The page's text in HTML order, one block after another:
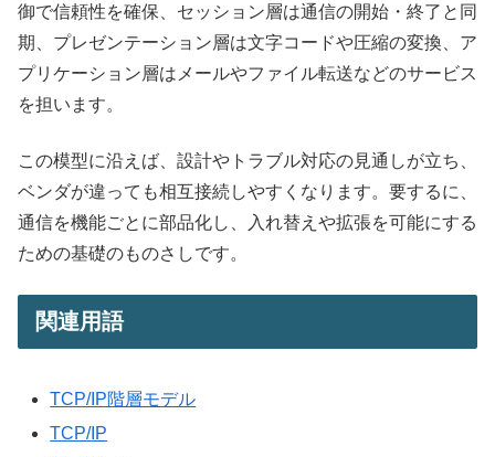
御で信頼性を確保、セッション層は通信の開始・終了と同
期、プレゼンテーション層は文字コードや圧縮の変換、ア
プリケーション層はメールやファイル転送などのサービス
を担います。
この模型に沿えば、設計やトラブル対応の見通しが立ち、
ベンダが違っても相互接続しやすくなります。要するに、
通信を機能ごとに部品化し、入れ替えや拡張を可能にする
ための基礎のものさしです。
関連用語
TCP/IP階層モデル
TCP/IP